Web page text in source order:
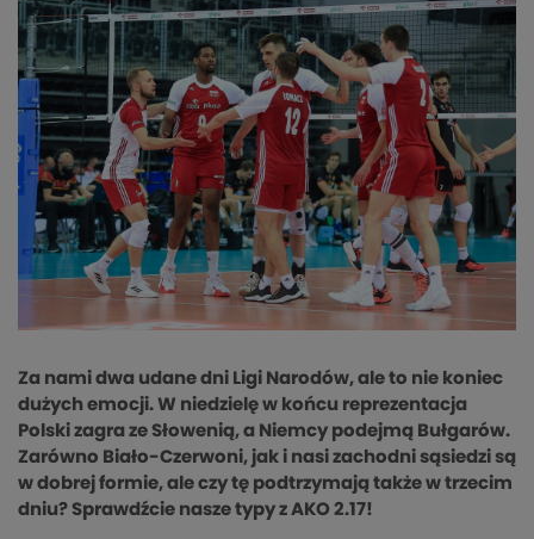
Za nami dwa udane dni Ligi Narodów, ale to nie koniec
dużych emocji. W niedzielę w końcu reprezentacja
Polski zagra ze Słowenią, a Niemcy podejmą Bułgarów.
Zarówno Biało-Czerwoni, jak i nasi zachodni sąsiedzi są
w dobrej formie, ale czy tę podtrzymają także w trzecim
dniu? Sprawdźcie nasze typy z AKO 2.17!